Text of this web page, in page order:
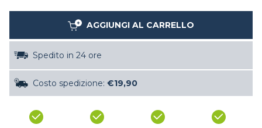
AGGIUNGI AL CARRELLO
Spedito in 24 ore
Costo spedizione: €19,90